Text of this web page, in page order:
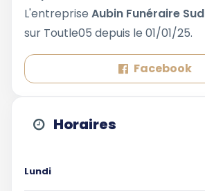
L'entreprise Aubin Funéraire Sud
sur Toutle05 depuis le 01/01/25.
Facebook
Horaires
Lundi